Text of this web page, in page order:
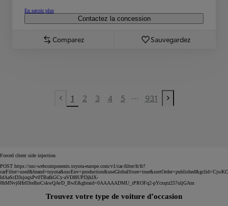
En savoir plus
Contactez la concession
Comparez Sauvegardez
Previous page
1 2 3 4 5 ... 931
Next page
Forced client side injection
POST https://usc-webcomponents.toyota-europe.com/v1/car-filter/fr/fr?
ldAaScD3sjoqxPv0TBafkGCy-aVDI8UPDjklX-
0hMNvj6Hr03teIhoCskwQAvD_BwE&gbraid=0AAAAADMU_rPROFq2-pYcxqtz257uljGAm
Trouvez votre type de voiture d’occasion